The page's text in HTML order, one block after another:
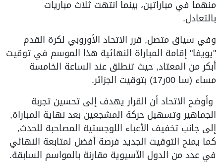
منهما في مباراتين، بينما انتهت ثلاث مباريات
بالتعادل.
وفي سياق متصل, قرر الاتحاد الأوروبي لكرة القدم
"يويفا" إقامة المباراة النهائية هذا الموسم في توقيت
أبكر من المعتاد, حيث تنطلق عند الساعة الخامسة
مساء (سا 00ر17) بتوقيت الجزائر.
وأوضح الاتحاد أن القرار يهدف إلى تحسين تجربة
الجماهير وتسهيل حركة المشجعين بعد نهاية المباراة,
إلى جانب تخفيف الأعباء اللوجستية المصاحبة للحدث,
كما يمنح التوقيت الجديد فرصة أفضل لمتابعة النهائي
في عدد من الدول الآسيوية مقارنة بالمواسم السابقة.